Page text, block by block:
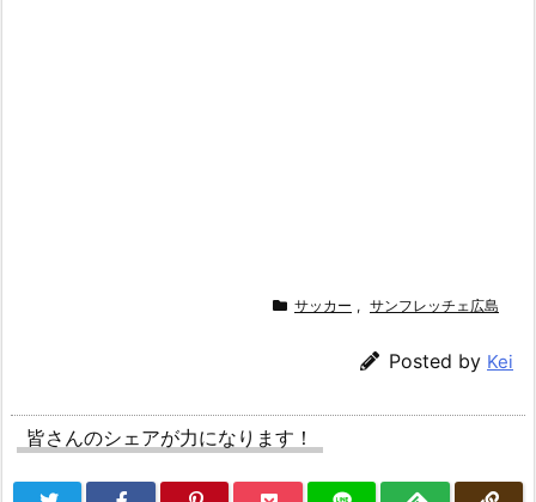
サッカー , サンフレッチェ広島
Posted by Kei
皆さんのシェアが力になります！